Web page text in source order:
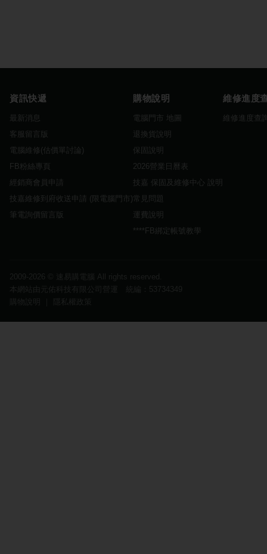
資訊快遞
最新消息
客服留言版
電腦維修(估價單討論)
FB粉絲專頁
經銷商會員申請
技嘉維修到府收送申請 (限電腦門市)
筆電詢價留言版
購物說明
電腦門市 地圖
退換貨說明
保固說明
2026營業日曆表
技嘉 保固及維修中心 說明
常見問題
運費說明
****FB綁定帳號教學
維修進度
維修進度查